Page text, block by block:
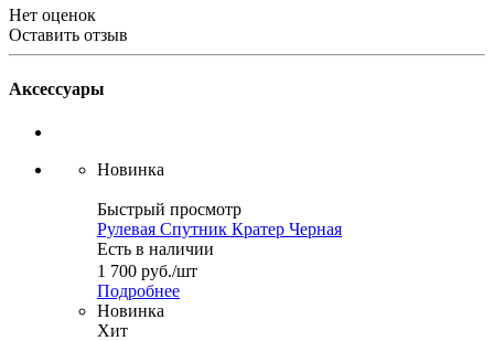
Нет оценок
Оставить отзыв
Аксессуары
Новинка
Быстрый просмотр
Рулевая Спутник Кратер Черная
Есть в наличии
1 700 руб./шт
Подробнее
Новинка
Хит